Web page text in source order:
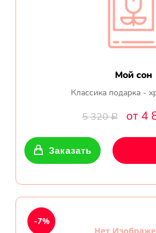
Мой сон
Классика подарка -
5 320Р от 4
Заказать
-7%